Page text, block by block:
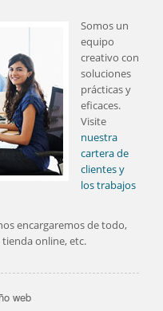
Somos un
equipo
creativo con
soluciones
prácticas y
eficaces.
Visite
nuestra
cartera de
clientes y
los trabajos
encargaremos de todo,
tienda online, etc.
web